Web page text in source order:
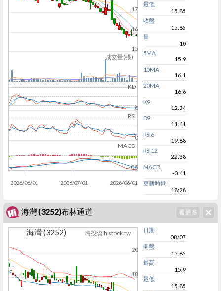
成交量(張)
KD
RSI
MACD
2026/06/01 2026/07/01 2026/08/01
15
16
17
0
0
-0.5
最低
15.85
收盤
15.85
量
10
5MA
15.9
10MA
16.1
20MA
16.6
K9
12.34
D9
11.41
RSI6
19.88
RSI12
22.38
MACD
-0.41
更新時間
18:28
海灣 (3252)布林通道
海灣 (3252) 嗨投資 histock.tw
18
20
日期
08/07
開盤
15.85
最高
15.9
最低
15.85